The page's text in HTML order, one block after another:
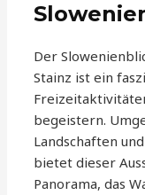
Der
Stainz ist ein
begeistern.
Landschaften
bietet dieser
Panorama, das